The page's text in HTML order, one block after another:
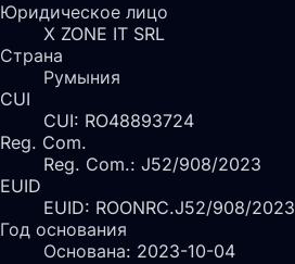
Юридическое лицо
X ZONE IT SRL
Страна
Румыния
CUI
CUI: RO48893724
Reg. Com.
Reg. Com.: J52/908/2023
EUID
EUID: ROONRC.J52/908/2023
Год основания
Основана: 2023-10-04